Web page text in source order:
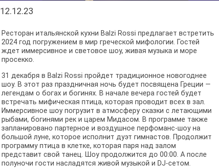
12.12.23
Ресторан итальянской кухни Balzi Rossi предлагает встретить
2024 год погружением в мир греческой мифологии. Гостей
ждет иммерсивное и световое шоу, живая музыка и море
просекко.
31 декабря в Balzi Rossi пройдет традиционное новогоднее
шоу. В этот раз праздничная ночь будет посвящена Греции —
легендам о богах и богинях. В начале вечера гостей будет
встречать мифическая птица, которая проводит всех в зал.
Иммерсивное шоу погрузит в атмосферу сказки с летающими
рыбами, богинями рек и царем Мидасом. В программе также
запланировано партерное и воздушное перфоманс-шоу на
большой луне, которое исполнит дуэт гимнастов. Продолжит
программу птица в клетке, которая паря над залом
представит свой танец. Шоу продолжится до 00:00. А после
полуночи гости насладятся живой музыкой и DJ-сетом.